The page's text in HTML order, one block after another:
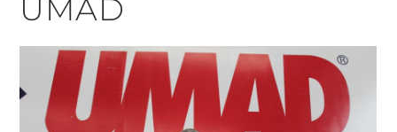
UMAD